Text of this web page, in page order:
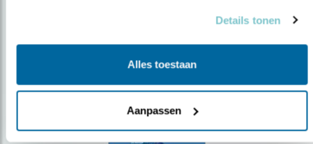
Details tonen
Alles toestaan
Aanpassen